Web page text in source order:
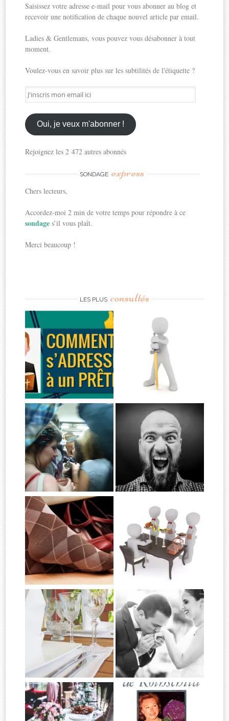
Saisissez votre adresse e-mail pour vous abonner au blog et
recevoir une notification de chaque nouvel article par email.
Ladies & Gentlemans, vous pouvez vous désabonner à tout
moment.
Voulez-vous en savoir plus sur les subtilités de l'étiquette ?
J'inscris
mon
email
ici
Oui, je veux m'abonner !
Rejoignez les 2 472 autres abonnés
SONDAGE express
Chers lecteurs,
Accordez-moi 2 min de votre temps pour répondre à ce
sondages’il vous plaît.
Merci beaucoup !
LES PLUS consultés